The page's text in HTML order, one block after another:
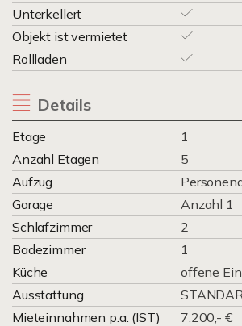
Unterkellert
Objekt ist vermietet
Rollladen
Details
Etage
1
Anzahl Etagen
5
Aufzug
Garage
Anzahl 1
Schlafzimmer
2
Badezimmer
1
Küche
offene
Ausstattung
Mieteinnahmen p.a. (IST)
7.200,- €